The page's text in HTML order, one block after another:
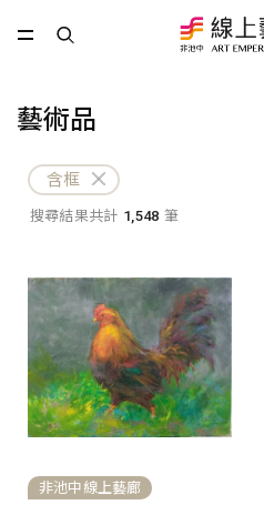
藝術品
含框
搜尋結果共計 1,548 筆
非池中線上藝廊